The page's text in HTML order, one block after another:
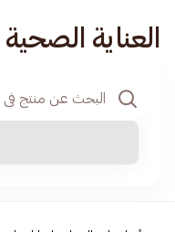
العناية الصحية